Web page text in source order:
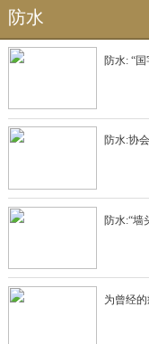
防水
防水: “
防水:协
防水:“墙
为曾经